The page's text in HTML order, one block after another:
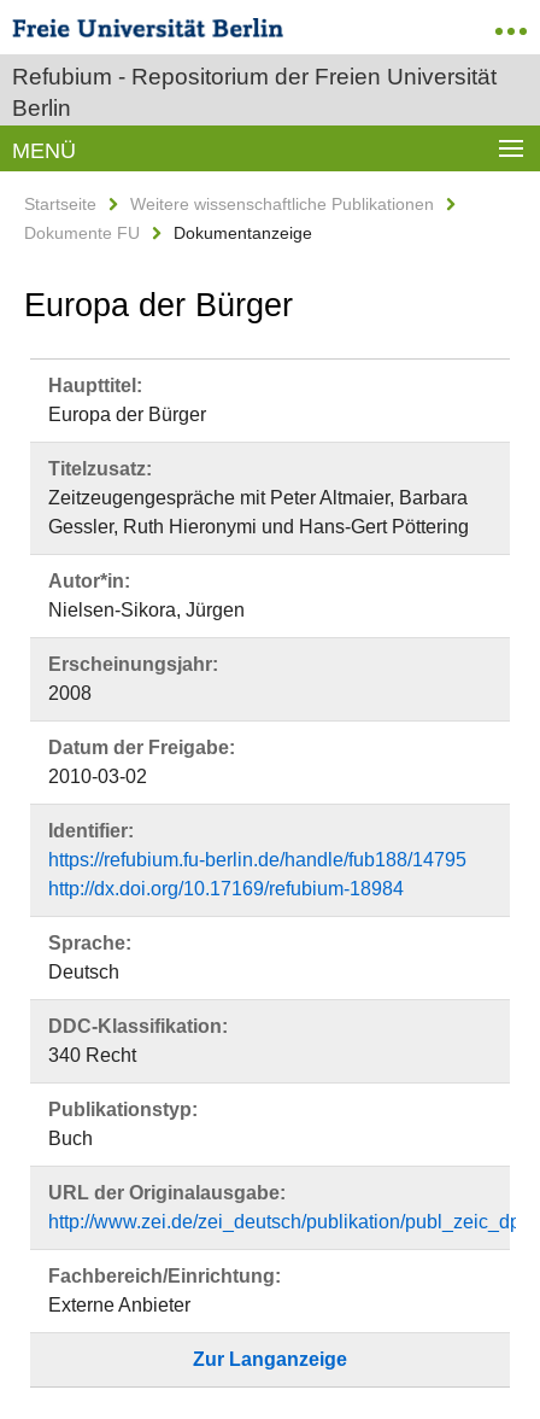
Refubium - Repositorium der Freien Universität
Berlin
MENÜ
Startseite
Weitere wissenschaftliche Publikationen
Dokumente FU
Dokumentanzeige
Europa der Bürger
Haupttitel:
Europa der Bürger
Titelzusatz:
Zeitzeugengespräche mit Peter Altmaier, Barbara
Gessler, Ruth Hieronymi und Hans-Gert Pöttering
Autor*in:
Nielsen-Sikora, Jürgen
Erscheinungsjahr:
2008
Datum der Freigabe:
2010-03-02
Identifier:
https://refubium.fu-berlin.de/handle/fub188/14795
http://dx.doi.org/10.17169/refubium-18984
Sprache:
Deutsch
DDC-Klassifikation:
340 Recht
Publikationstyp:
Buch
URL der Originalausgabe:
http://www.zei.de/zei_deutsch/publikation/
Fachbereich/Einrichtung:
Externe Anbieter
Zur Langanzeige